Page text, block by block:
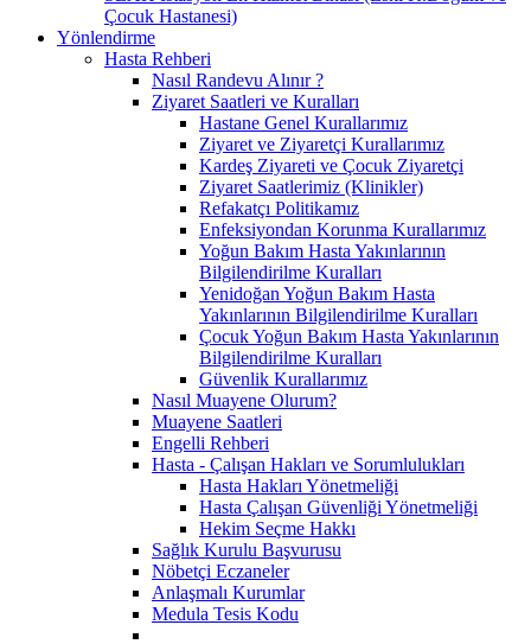
Çocuk Hastanesi)
Yönlendirme
Hasta Rehberi
Nasıl Randevu Alınır ?
Ziyaret Saatleri ve Kuralları
Hastane Genel Kurallarımız
Ziyaret ve Ziyaretçi Kurallarımız
Kardeş Ziyareti ve Çocuk Ziyaretçi
Ziyaret Saatlerimiz (Klinikler)
Refakatçı Politikamız
Enfeksiyondan Korunma Kurallarımız
Yoğun Bakım Hasta Yakınlarının
Bilgilendirilme Kuralları
Yenidoğan Yoğun Bakım Hasta
Yakınlarının Bilgilendirilme Kuralları
Çocuk Yoğun Bakım Hasta Yakınlarının
Bilgilendirilme Kuralları
Güvenlik Kurallarımız
Nasıl Muayene Olurum?
Muayene Saatleri
Engelli Rehberi
Hasta - Çalışan Hakları ve Sorumlulukları
Hasta Hakları Yönetmeliği
Hasta Çalışan Güvenliği Yönetmeliği
Hekim Seçme Hakkı
Sağlık Kurulu Başvurusu
Nöbetçi Eczaneler
Anlaşmalı Kurumlar
Medula Tesis Kodu